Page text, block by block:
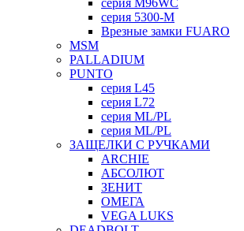
серия 5300-M
Врезные замки FUARO
MSM
PALLADIUM
PUNTO
серия L45
серия L72
серия ML/PL
серия ML/PL
ЗАЩЕЛКИ С РУЧКАМИ
ARCHIE
АБСОЛЮТ
ЗЕНИТ
ОМЕГА
VEGA LUKS